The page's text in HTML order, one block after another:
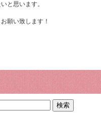
と思います。
願い致します！